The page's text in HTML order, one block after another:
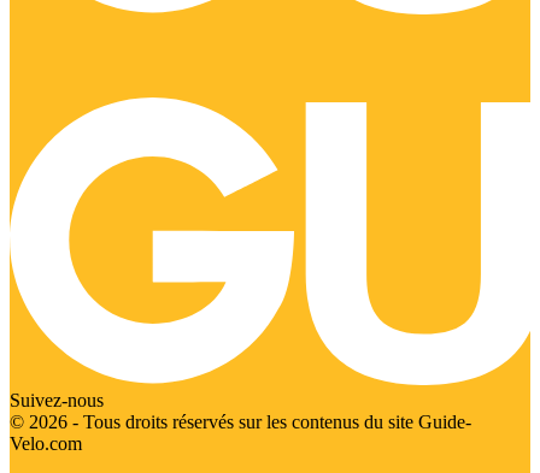
Suivez-nous
© 2026 - Tous droits réservés sur les contenus du site Guide-
Velo.com